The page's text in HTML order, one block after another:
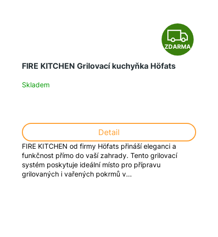
Z
D
M
A
ZDARMA
FIRE KITCHEN Grilovací kuchyňka Höfats
Skladem
Detail
FIRE KITCHEN od firmy Höfats přináší eleganci a
funkčnost přímo do vaší zahrady. Tento grilovací
systém poskytuje ideální místo pro přípravu
grilovaných i vařených pokrmů v...